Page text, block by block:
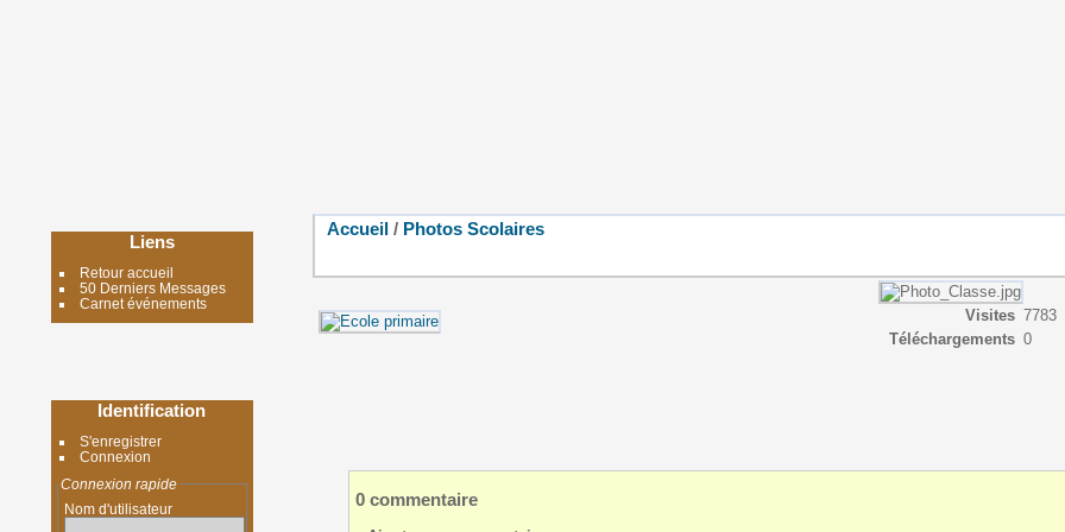
Liens
Retour accueil
50 Derniers Messages
Carnet événements
Identification
S'enregistrer
Connexion
Connexion rapide
Nom d'utilisateur
Accueil / Photos Scolaires
Visites 7783
Téléchargements 0
0 commentaire